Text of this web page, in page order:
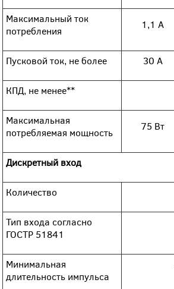
Максимальный ток
потребления
1,1 А
Пусковой ток, не более 30 А
КПД, не менее**
Максимальная
потребляемая мощность
75 Вт
Дискретный вход
Количество
Тип входа согласно
ГОСТР 51841
Минимальная
длительность импульса